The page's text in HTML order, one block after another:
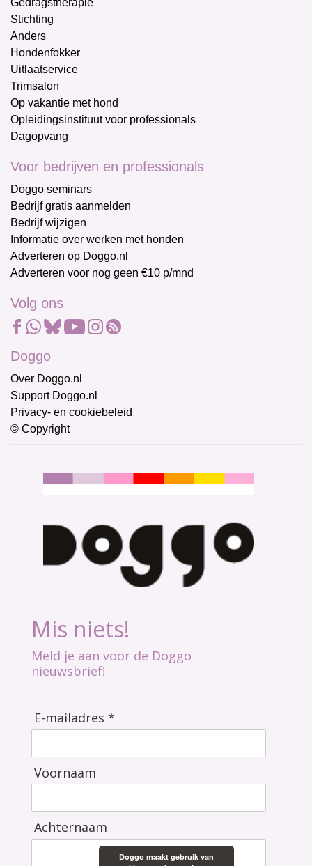
Gedragstherapie
Stichting
Anders
Hondenfokker
Uitlaatservice
Trimsalon
Op vakantie met hond
Opleidingsinstituut voor professionals
Dagopvang
Voor bedrijven en professionals
Doggo seminars
Bedrijf gratis aanmelden
Bedrijf wijzigen
Informatie over werken met honden
Adverteren op Doggo.nl
Adverteren voor nog geen €10 p/mnd
Volg ons
Doggo
Over Doggo.nl
Support Doggo.nl
Privacy- en cookiebeleid
© Copyright
Mis niets!
Meld je aan voor de Doggo
nieuwsbrief!
E-mailadres *
Voornaam
Achternaam
Doggo maakt gebruik van